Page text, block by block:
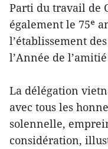
Parti du travail de
également le 75ᵉ
l’établissement
l’Année de
La délégation
avec tous les
solennelle,
considération,